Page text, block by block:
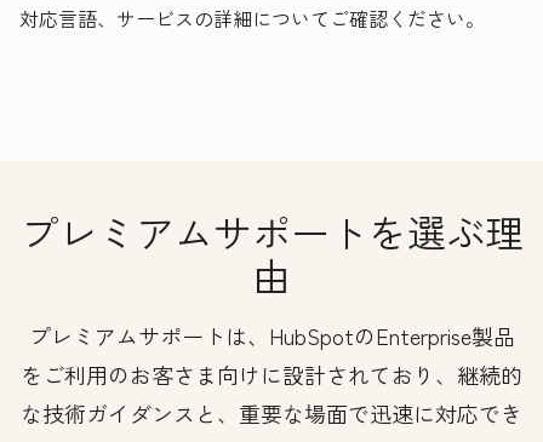
対応言語、サービスの詳細についてご確認ください。
プレミアムサポートを選ぶ理
由
プレミアムサポートは、HubSpotのEnterprise製品
をご利用のお客さま向けに設計されており、継続的
な技術ガイダンスと、重要な場面で迅速に対応でき